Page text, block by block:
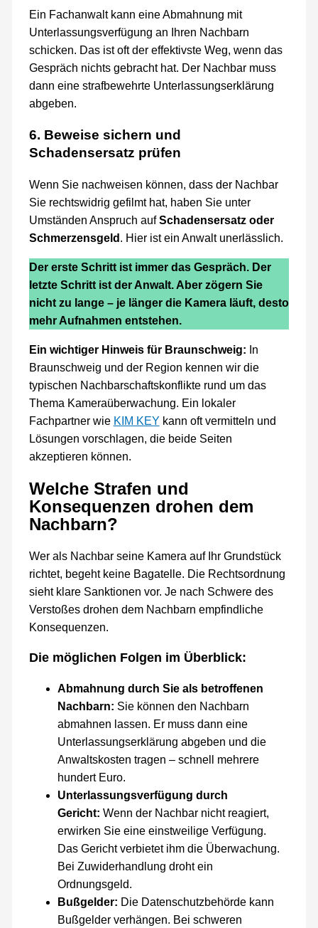
Ein Fachanwalt kann eine Abmahnung mit
Unterlassungsverfügung an Ihren Nachbarn
schicken. Das ist oft der effektivste Weg, wenn das
Gespräch nichts gebracht hat. Der Nachbar muss
dann eine strafbewehrte Unterlassungserklärung
abgeben.
6. Beweise sichern und
Schadensersatz prüfen
Wenn Sie nachweisen können, dass der Nachbar
Sie rechtswidrig gefilmt hat, haben Sie unter
Umständen Anspruch aufSchadensersatz oder
Schmerzensgeld . Hier ist ein Anwalt unerlässlich.
Der erste Schritt ist immer das Gespräch. Der
letzte Schritt ist der Anwalt. Aber zögern Sie
nicht zu lange – je länger die Kamera läuft, desto
mehr Aufnahmen entstehen.
Ein wichtiger Hinweis für Braunschweig: In
Braunschweig und der Region kennen wir die
typischen Nachbarschaftskonflikte rund um das
Thema Kameraüberwachung. Ein lokaler
Fachpartner wie KIM KEY kann oft vermitteln und
Lösungen vorschlagen, die beide Seiten
akzeptieren können.
Welche Strafen und
Konsequenzen drohen dem
Nachbarn?
Wer als Nachbar seine Kamera auf Ihr Grundstück
richtet, begeht keine Bagatelle. Die Rechtsordnung
sieht klare Sanktionen vor. Je nach Schwere des
Verstoßes drohen dem Nachbarn empfindliche
Konsequenzen.
Die möglichen Folgen im Überblick:
Abmahnung durch Sie als betroffenen
Nachbarn: Sie können den Nachbarn
abmahnen lassen. Er muss dann eine
Unterlassungserklärung abgeben und die
Anwaltskosten tragen – schnell mehrere
hundert Euro.
Unterlassungsverfügung durch
Gericht: Wenn der Nachbar nicht reagiert,
erwirken Sie eine einstweilige Verfügung.
Das Gericht verbietet ihm die Überwachung.
Bei Zuwiderhandlung droht ein
Ordnungsgeld.
Bußgelder: Die Datenschutzbehörde kann
Bußgelder verhängen. Bei schweren